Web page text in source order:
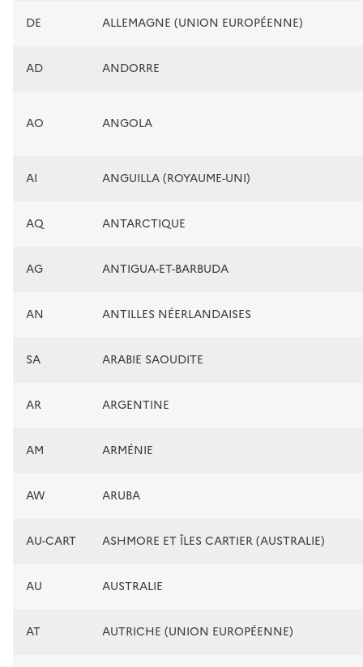
DE ALLEMAGNE (UNION EUROPÉENNE)
AD ANDORRE
AO ANGOLA
AI ANGUILLA (ROYAUME-UNI)
AQ ANTARCTIQUE
AG ANTIGUA-ET-BARBUDA
AN ANTILLES NÉERLANDAISES
SA ARABIE SAOUDITE
AR ARGENTINE
AM ARMÉNIE
AW ARUBA
AU-CART ASHMORE ET ÎLES CARTIER (AUSTRALIE)
AU AUSTRALIE
AT AUTRICHE (UNION EUROPÉENNE)